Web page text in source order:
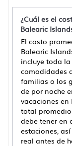
¿Cuál es el
Balearic
El costo
Balearic
incluye toda
comodidades
familias o los
de por noche
vacaciones en
total
debe tener en
estaciones,
real antes de